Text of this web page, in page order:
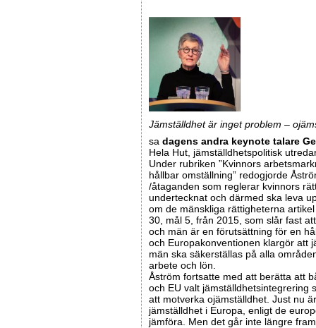
Jämställdhet är inget problem –
sa dagens andra keynote talare
Hela Hut, jämställdhetspolitisk
Under rubriken ”Kvinnors
hållbar omställning” redogjorde
/åtaganden som reglerar kvinnors
undertecknat och därmed ska leva
om de mänskliga rättigheterna
30, mål 5, från 2015, som slår fast
och män är en förutsättning för en
och Europakonventionen klargör att
män ska säkerställas på alla
arbete och lön.
Åström fortsatte med att berätta att
och EU valt jämställdhetsintegrering
att motverka ojämställdhet. Just nu
jämställdhet i Europa, enligt de
jämföra. Men det går inte längre